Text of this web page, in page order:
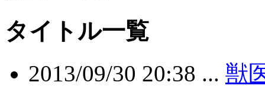
タイトル一覧
2013/09/30 20:38 ... 獣